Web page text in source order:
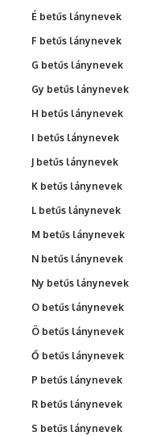
É betűs lánynevek
F betűs lánynevek
G betűs lánynevek
Gy betűs lánynevek
H betűs lánynevek
I betűs lánynevek
J betűs lánynevek
K betűs lánynevek
L betűs lánynevek
M betűs lánynevek
N betűs lánynevek
Ny betűs lánynevek
O betűs lánynevek
Ö betűs lánynevek
Ő betűs lánynevek
P betűs lánynevek
R betűs lánynevek
S betűs lánynevek